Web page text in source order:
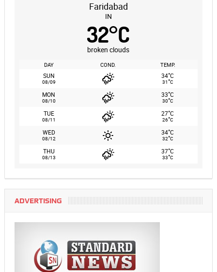
Faridabad
IN
32°C
broken clouds
DAY COND. TEMP.
SUN
08/09
34°C
31°C
MON
08/10
33°C
30°C
TUE
08/11
27°C
26°C
WED
08/12
34°C
32°C
THU
08/13
37°C
33°C
ADVERTISING